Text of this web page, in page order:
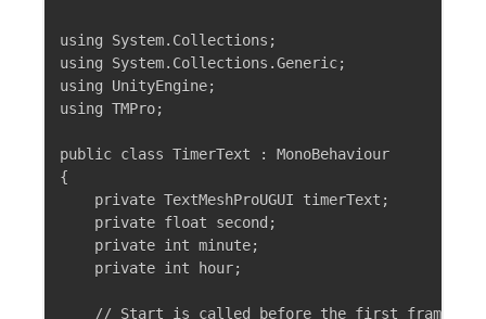
using System.Collections;
using System.Collections.Generic;
using UnityEngine;
using TMPro;
public class TimerText : MonoBehaviour
{
    private TextMeshProUGUI timerText;
    private float second;
    private int minute;
    private int hour;
// Start is called before the first frame